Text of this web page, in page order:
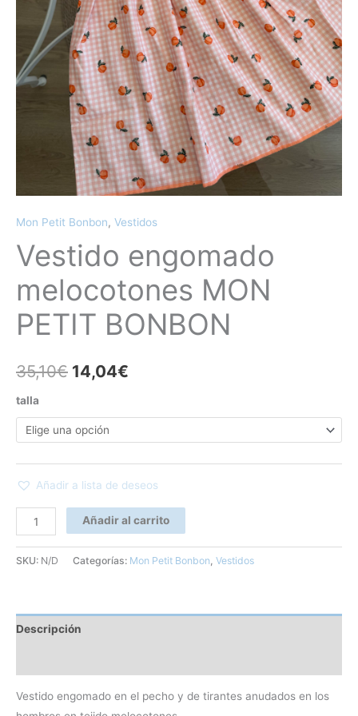
Mon Petit Bonbon, Vestidos
Vestido engomado
melocotones MON
PETIT BONBON
35,10€ 14,04€
talla
Añadir a lista de deseos
Añadir al carrito
SKU: N/D Categorías: Mon Petit Bonbon Vestidos
Descripción
Vestido engomado en el pecho y de tirantes anudados en los